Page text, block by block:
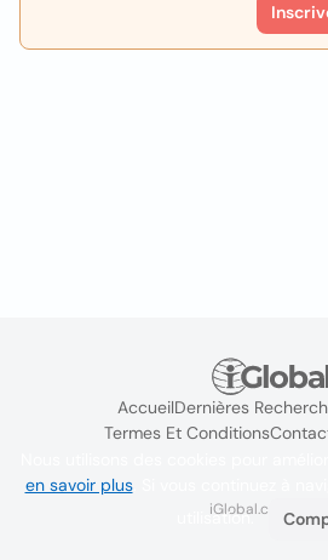
AccueilDernières
Termes Et Conditions
iGlobal.co @ 2024
en savoir plus. Si vous continuez à
utilisation.